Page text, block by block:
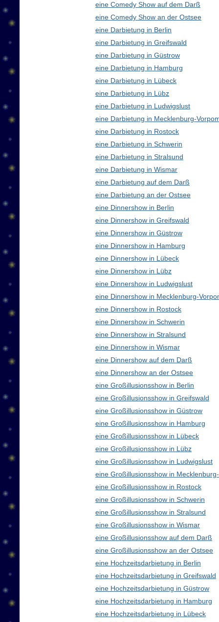
eine Comedy Show auf dem Darß
eine Comedy Show an der Ostsee
eine Darbietung in Berlin
eine Darbietung in Greifswald
eine Darbietung in Güstrow
eine Darbietung in Hamburg
eine Darbietung in Lübeck
eine Darbietung in Lübz
eine Darbietung in Ludwigslust
eine Darbietung in Mecklenburg-
eine Darbietung in Rostock
eine Darbietung in Schwerin
eine Darbietung in Stralsund
eine Darbietung in Wismar
eine Darbietung auf dem Darß
eine Darbietung an der Ostsee
eine Dinnershow in Berlin
eine Dinnershow in Greifswald
eine Dinnershow in Güstrow
eine Dinnershow in Hamburg
eine Dinnershow in Lübeck
eine Dinnershow in Lübz
eine Dinnershow in Ludwigslust
eine Dinnershow in Mecklenburg-
eine Dinnershow in Rostock
eine Dinnershow in Schwerin
eine Dinnershow in Stralsund
eine Dinnershow in Wismar
eine Dinnershow auf dem Darß
eine Dinnershow an der Ostsee
eine Großillusionsshow in Berlin
eine Großillusionsshow in Greifswald
eine Großillusionsshow in Güstrow
eine Großillusionsshow in Hamburg
eine Großillusionsshow in Lübeck
eine Großillusionsshow in Lübz
eine Großillusionsshow in Ludwigslust
eine Großillusionsshow in
eine Großillusionsshow in Rostock
eine Großillusionsshow in Schwerin
eine Großillusionsshow in Stralsund
eine Großillusionsshow in Wismar
eine Großillusionsshow auf dem Darß
eine Großillusionsshow an der Ostsee
eine Hochzeitsdarbietung in Berlin
eine Hochzeitsdarbietung in Greifswald
eine Hochzeitsdarbietung in Güstrow
eine Hochzeitsdarbietung in Hamburg
eine Hochzeitsdarbietung in Lübeck